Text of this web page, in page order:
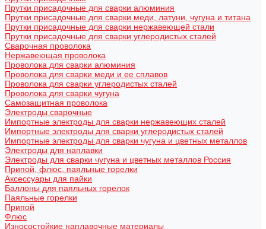
Прутки присадочные для сварки алюминия
Прутки присадочные для сварки меди, латуни, чугуна и титана
Прутки присадочные для сварки нержавеющей стали
Прутки присадочные для сварки углеродистых сталей
Сварочная проволока
Нержавеющая проволока
Проволока для сварки алюминия
Проволока для сварки меди и ее сплавов
Проволока для сварки углеродистых сталей
Проволока для сварки чугуна
Самозащитная проволока
Электроды сварочные
Импортные электроды для сварки нержавеющих сталей
Импортные электроды для сварки углеродистых сталей
Импортные электроды для сварки чугуна и цветных металлов
Электроды для наплавки
Электроды для сварки чугуна и цветных металлов Россия
Припой, флюс, паяльные горелки
Аксессуары для пайки
Баллоны для паяльных горелок
Паяльные горелки
Припой
Флюс
Износостойкие наплавочные материалы